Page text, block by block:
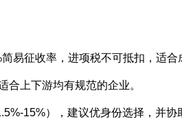
易征收率，进项税不可抵扣，适合
合上下游均有规范的企业。
15%），建议优身份选择，并